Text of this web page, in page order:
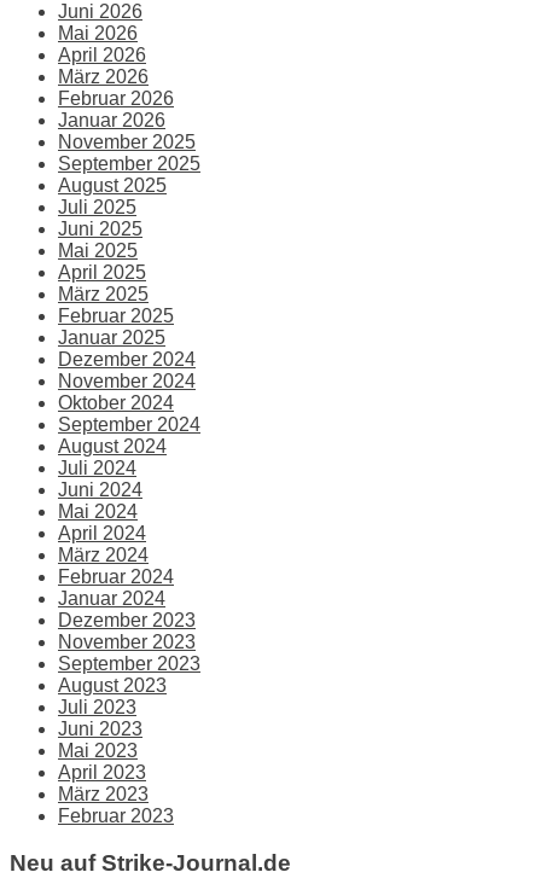
Juni 2026
Mai 2026
April 2026
März 2026
Februar 2026
Januar 2026
November 2025
September 2025
August 2025
Juli 2025
Juni 2025
Mai 2025
April 2025
März 2025
Februar 2025
Januar 2025
Dezember 2024
November 2024
Oktober 2024
September 2024
August 2024
Juli 2024
Juni 2024
Mai 2024
April 2024
März 2024
Februar 2024
Januar 2024
Dezember 2023
November 2023
September 2023
August 2023
Juli 2023
Juni 2023
Mai 2023
April 2023
März 2023
Februar 2023
Neu auf Strike-Journal.de